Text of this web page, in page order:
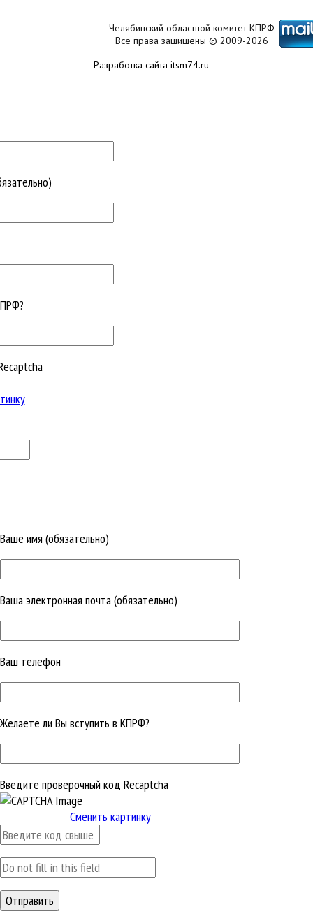
Челябинский областной комитет КПРФ
Все права защищены © 2009-2026
Разработка сайта itsm74.ru
Ваше имя (обязательно)
Ваша электронная почта (обязательно)
Ваш телефон
Желаете ли Вы вступить в КПРФ?
Введите проверочный код Recaptcha
Сменить картинку